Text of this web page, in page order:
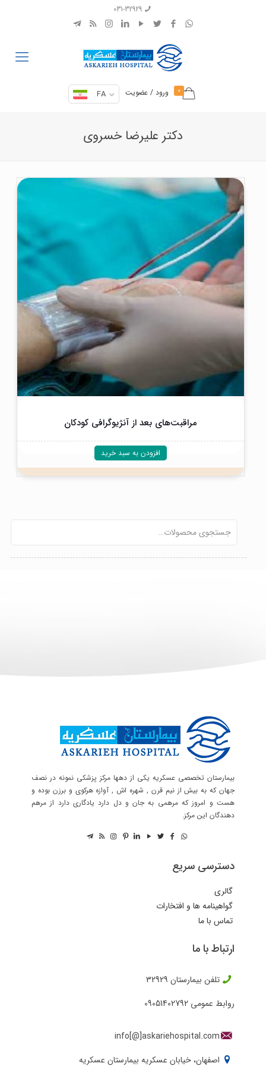
031-32929
0 ورود / عضویت FA
دکتر علیرضا خسروی
مراقبت‌های بعد از آنژیوگرافی کودکان
افزودن به سبد خرید
بیمارستان تخصصی عسکریه یکی از دهها مرکز پزشکی نمونه در نصف
جهان که به بیش از نیم قرن , شهره اش , آوازه هرکوی و برزن بوده و
هست و امروز که مرهمی به جان و دل دارد یادگاری دارد از مرهم
دهندگان این مرکز.
دسترسی سریع
گالری
گواهینامه ها و افتخارات
تماس با ما
ارتباط با ما
تلفن بیمارستان 32929
روابط عمومی 09051402792
info[@]askariehospital.com
اصفهان، خیابان عسکریه بیمارستان عسکریه